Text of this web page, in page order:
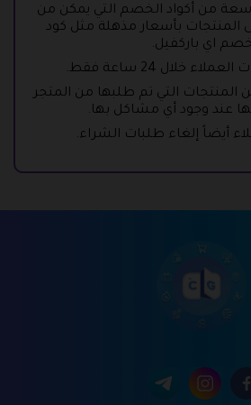
من أكواد الخصم التي يمكن من
المنتجات بأسعار مذهلة مثل كود
خصم اي باركفيل.
خلال 24 ساعة فقط.
المنتجات التي تم طلبها من المتجر
عند وجود أي مشاكل بها.
أيضاً إلغاء طلبات الشراء.